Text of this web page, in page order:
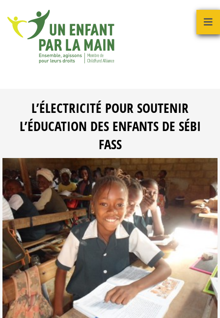
L’ÉLECTRICITÉ POUR SOUTENIR
L’ÉDUCATION DES ENFANTS DE SÉBI
FASS